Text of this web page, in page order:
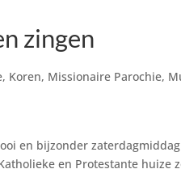
zingen
, Koren, Missionaire Parochie,
en bijzonder
en Protestante huize